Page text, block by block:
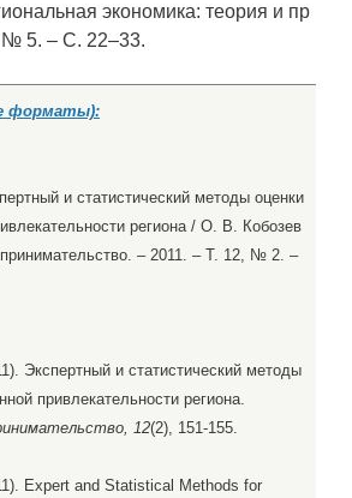
экономика: теория и пр
№ 5. – С. 22–33.
форматы):
и статистический методы оценки
региона / О. В. Кобозев
– 2011. – Т. 12, № 2. –
Экспертный и статистический методы
привлекательности региона.
12(2), 151-155.
Expert and Statistical Methods for